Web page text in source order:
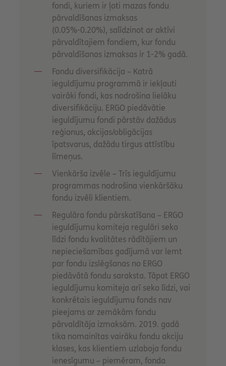
fondi, kuriem ir ļoti mazas fondu
pārvaldīšanas izmaksas
(0.05%-0.20%), salīdzinot ar aktīvi
pārvaldītajiem fondiem, kur fondu
pārvaldīšanas izmaksas ir 1-2% gadā.
Fondu diversifikācija – Katrā
ieguldījumu programmā ir iekļauti
vairāki fondi, kas nodrošina lielāku
diversifikāciju. ERGO piedāvātie
ieguldījumu fondi pārstāv dažādus
reģionus, akcijas/obligācijas
īpatsvarus, dažādu tirgus attīstību
līmeņus.
Vienkārša izvēle – Trīs ieguldījumu
programmas nodrošina vienkāršāku
fondu izvēli klientiem.
Regulāra fondu pārskatīšana – ERGO
ieguldījumu komiteja regulāri seko
līdzi fondu kvalitātes rādītājiem un
nepieciešamības gadījumā var lemt
par fondu izslēgšanas no ERGO
piedāvātā fondu saraksta. Tāpat ERGO
ieguldījumu komiteja arī seko līdzi, vai
konkrētais ieguldījumu fonds nav
pieejams ar zemākām fondu
pārvaldītāja izmaksām. 2019. gadā
tika nomainītas vairāku fondu akciju
klases, kas klientiem uzlaboja fondu
ienesīgumu – piemēram, fonda